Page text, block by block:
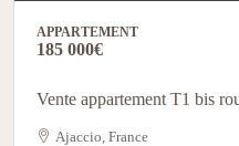
APPARTEMENT
185 000€
Vente appartement T1 bis
Ajaccio, France